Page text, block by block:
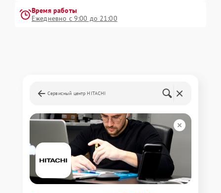
Время работы
Ежедневно с 9:00 до 21:00
Сервисный центр HITACHI